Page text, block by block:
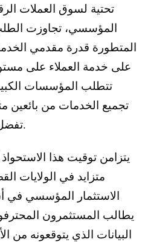
تحتية لسوق العملات
المؤسسي، تجاوزت
المتطورة قدرة مقدمي
على خدمة العملاء على
تتطلب المؤسسات
تجميع الخدمات من بائعين
تفضل بشكل طبيعي التوحيد.
يتزامن توقيت هذا
متزايد في الولايات
الاستثمار المؤسسي في
يطالب المستثمرون
البيانات الذي يتوقعونه من